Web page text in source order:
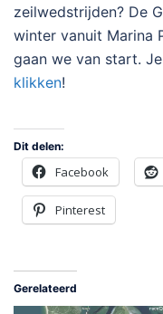
zeilwedstrijden? De
winter vanuit Marina
gaan we van start.
klikken!
Dit delen:
Facebook
Pinterest
Gerelateerd